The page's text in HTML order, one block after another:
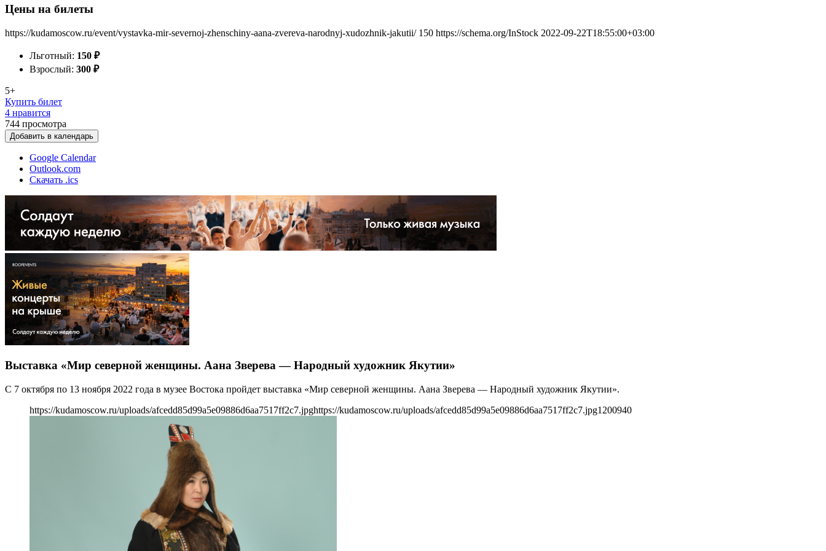
Цены на билеты
https://kudamoscow.ru/event/vystavka-mir-severnoj-zhenschiny-aana-zvereva-narodnyj-xudozhnik-jakutii/ 150 https://schema.org/InStock 2022-09-22T18:55:00+03:00
Льготный: 150 ₽
Взрослый: 300 ₽
5+
Купить билет
4 нравится
744 просмотра
Добавить в календарь
Google Calendar
Outlook.com
Скачать .ics
Выставка «Мир северной женщины. Аана Зверева — Народный художник Якутии»
С 7 октября по 13 ноября 2022 года в музее Востока пройдет выставка «Мир северной женщины. Аана Зверева — Народный художник Якутии».
https://kudamoscow.ru/uploads/afcedd85d99a5e09886d6aa7517ff2c7.jpghttps://kudamoscow.ru/uploads/afcedd85d99a5e09886d6aa7517ff2c7.jpg1200940